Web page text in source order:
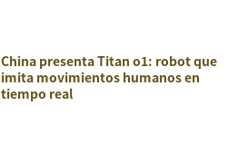
China presenta Titan o1: robot que
imita movimientos humanos en
tiempo real